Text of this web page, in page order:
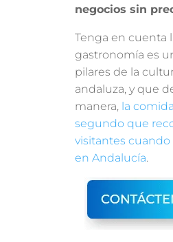
negocios sin
Tenga en cuenta
gastronomía es
pilares de la
andaluza, y que
manera, la
segundo que
visitantes
en Andalucía.